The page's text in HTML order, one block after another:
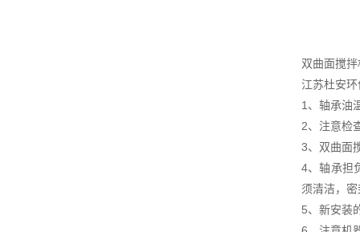
双曲面搅
江苏杜安
1、轴承油
2、注意检
3、双曲面
4、轴承担
须清洁，
5、新安装